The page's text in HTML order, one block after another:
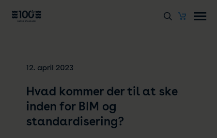
12. april 2023
Hvad kommer der til at ske
inden for BIM og
standardisering?